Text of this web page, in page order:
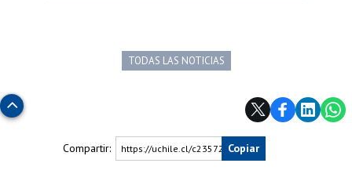
TODAS LAS NOTICIAS
Subir
Compartir: https://uchile.cl/c235729Copiar